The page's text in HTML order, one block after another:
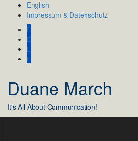
English
Impressum & Datenschutz
Duane March
It's All About Communication!